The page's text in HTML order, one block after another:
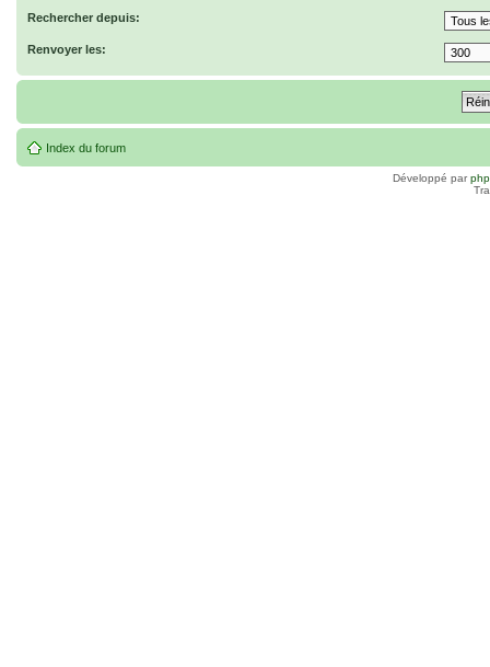
Rechercher depuis:
Renvoyer les:
Index du forum
Développé par